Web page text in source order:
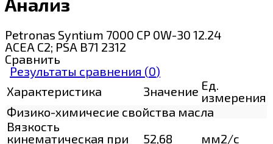
Petronas Syntium 7000 CP 0W-30 12.24
ACEA C2; PSA B71 2312
Сравнить
Результаты сравнения (0)
Характеристика
Значение Ед.
измерения
Физико-химичесие свойства масла
Вязкость
кинематическая при
52,68
мм2/с